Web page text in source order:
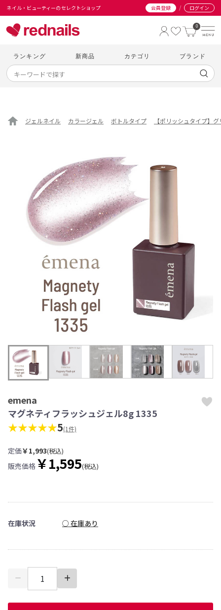
ネイル・ビューティーのセレクトショップ 会員登録 / ログイン
0
ランキング 新商品 カテゴリ ブランド
ジェルネイル カラージェル ボトルタイプ 【ポリッシュタイプ】
emena
マグネティフラッシュジェル8g 1335
★★★★★5(1件)
定価￥1,993(税込)
販売価格 ￥1,595(税込)
在庫状況 ○ 在庫あり